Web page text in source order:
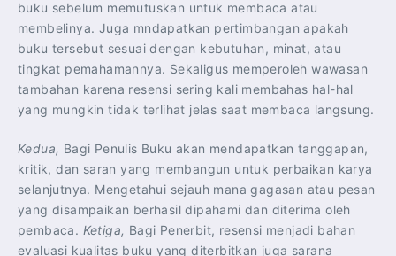
buku sebelum memutuskan untuk membaca atau
membelinya. Juga mndapatkan pertimbangan apakah
buku tersebut sesuai dengan kebutuhan, minat, atau
tingkat pemahamannya. Sekaligus memperoleh wawasan
tambahan karena resensi sering kali membahas hal-hal
yang mungkin tidak terlihat jelas saat membaca langsung.
Kedua, Bagi Penulis Buku akan mendapatkan tanggapan,
kritik, dan saran yang membangun untuk perbaikan karya
selanjutnya. Mengetahui sejauh mana gagasan atau pesan
yang disampaikan berhasil dipahami dan diterima oleh
pembaca. Ketiga, Bagi Penerbit, resensi menjadi bahan
evaluasi kualitas buku yang diterbitkan juga sarana